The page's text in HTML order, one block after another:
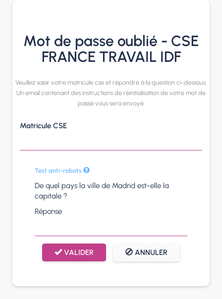
Mot de passe oublié - CSE
FRANCE TRAVAIL IDF
Veuillez saisir votre matricule cse et répondre à la question ci-dessous.
Un email contenant des instructions de réinitialisation de votre mot de
passe vous sera envoyé.
Matricule CSE
Test anti-robots
De quel pays la ville de Madrid est-elle la
capitale ?
Réponse
VALIDER ANNULER